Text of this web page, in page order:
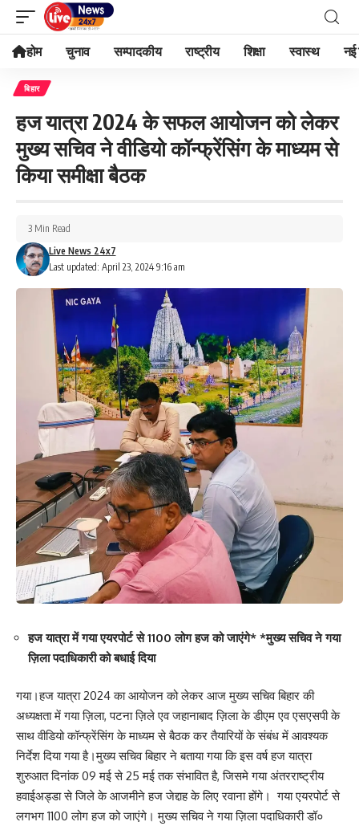
होम चुनाव सम्पादकीय राष्ट्रीय शिक्षा स्वास्थ नई
बिहार
हज यात्रा 2024 के सफल आयोजन को लेकर
मुख्य सचिव ने वीडियो कॉन्फ्रेंसिंग के माध्यम से
किया समीक्षा बैठक
Last updated: April 23, 2024 9:16 am
Live News 24x7
3 Min Read
हज यात्रा में गया एयरपोर्ट से 1100 लोग हज को जाएंगे* *मुख्य सचिव ने गया
ज़िला पदाधिकारी को बधाई दिया
गया।हज यात्रा 2024 का आयोजन को लेकर आज मुख्य सचिव बिहार की
अध्यक्षता में गया ज़िला, पटना ज़िले एव जहानाबाद ज़िला के डीएम एव एसएसपी के
साथ वीडियो कॉन्फ्रेंसिंग के माध्यम से बैठक कर तैयारियों के संबंध में आवश्यक
निर्देश दिया गया है।मुख्य सचिव बिहार ने बताया गया कि इस वर्ष हज यात्रा
शुरुआत दिनांक 09 मई से 25 मई तक संभावित है, जिसमे गया अंतरराष्ट्रीय
हवाईअड्डा से जिले के आजमीने हज जेद्दाह के लिए रवाना होंगे। गया एयरपोर्ट से
लगभग 1100 लोग हज को जाएंगे। मुख्य सचिव ने गया ज़िला पदाधिकारी डॉ०